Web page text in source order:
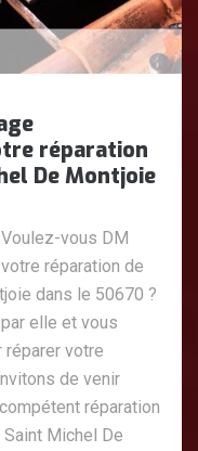
réparation
De Montjoie
vous DM
réparation de
dans le 50670 ?
elle et vous
votre
de venir
réparation
Michel De